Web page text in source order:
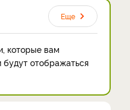
Еще
которые вам
будут отображаться